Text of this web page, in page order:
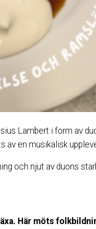
Lambert i form av
en musikalisk
och njut av duons
Här möts